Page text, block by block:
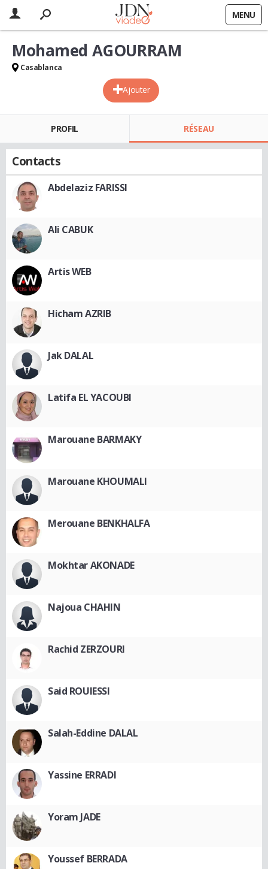
MENU
Ajouter
Mohamed AGOURRAM
Casablanca
PROFIL RÉSEAU
Contacts
Abdelaziz FARISSI
Ali CABUK
Artis WEB
Hicham AZRIB
Jak DALAL
Latifa EL YACOUBI
Marouane BARMAKY
Marouane KHOUMALI
Merouane BENKHALFA
Mokhtar AKONADE
Najoua CHAHIN
Rachid ZERZOURI
Said ROUIESSI
Salah-Eddine DALAL
Yassine ERRADI
Yoram JADE
Youssef BERRADA